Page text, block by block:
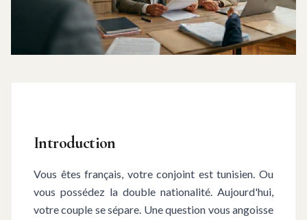
Introduction
Vous êtes français, votre conjoint est tunisien. Ou
vous possédez la double nationalité. Aujourd'hui,
votre couple se sépare. Une question vous angoisse